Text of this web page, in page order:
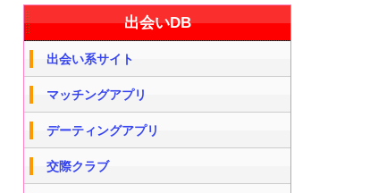
出会いDB
出会い系サイト
マッチングアプリ
デーティングアプリ
交際クラブ